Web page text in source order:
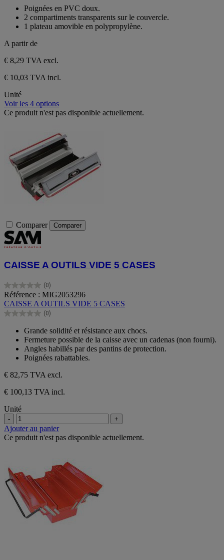
avis
étoiles.
avis
Poignées en PVC doux.
2 compartiments transparents sur le couvercle.
1 plateau amovible en polypropylène.
A partir de
€ 8,29 TVA excl.
€ 10,03 TVA incl.
Unité
Voir les 4 options
Ce produit n'est pas disponible actuellement.
Comparer Comparer
CAISSE A OUTILS VIDE 5 CASES
(0)
0.0
sur
5
étoiles.
Référence : MIG2053296
CAISSE A OUTILS VIDE 5 CASES
(0)
0.0
étoiles.
Grande solidité et résistance aux chocs.
Fermeture possible de la caisse avec un cadenas (non fourni).
Angles habillés par des pantins de protection.
Poignées rabattables.
€ 82,75 TVA excl.
€ 100,13 TVA incl.
Unité
- +
Ajouter au panier
Ce produit n'est pas disponible actuellement.